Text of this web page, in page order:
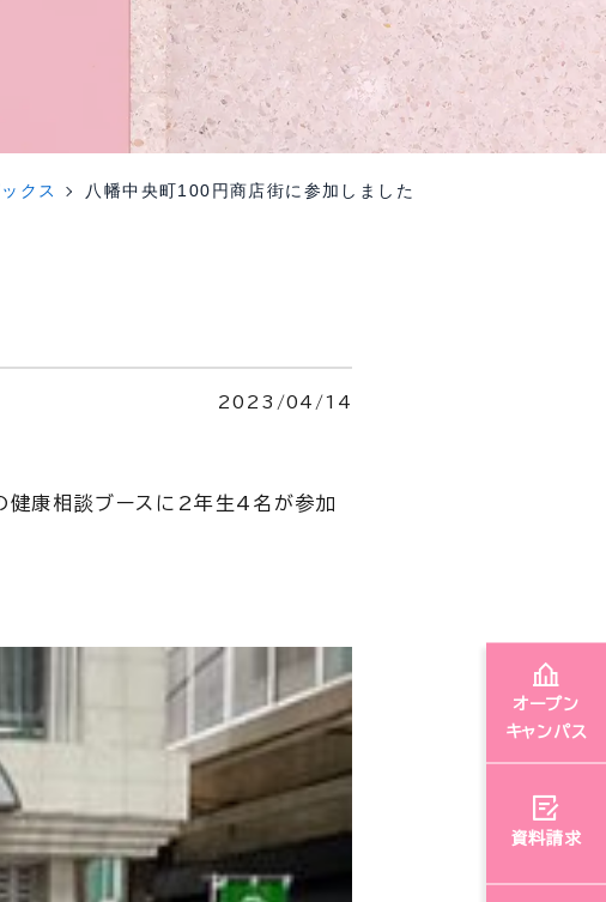
オープン
キャンパス
資料請求
クス 八幡中央町100円商店街に参加しました
2023/04/14
康相談ブースに2年生4名が参加